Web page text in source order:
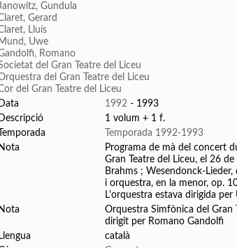
Janowitz, Gundula
Gerard
Lluís
Mund, Uwe
Romano
del Gran Teatre del Liceu
del Gran Teatre del Liceu
del Gran Teatre del Liceu
Data
1992 - 1993
Descripció
1 volum + 1 f.
Temporada
Temporada 1992-1993
Nota
Programa de mà del concert
Gran Teatre del Liceu, el 26
Brahms ; Wesendonck-
i orquestra, en la menor, op.
L'orquestra estava dirigida
Nota
Orquestra Simfònica del Gran
dirigit per Romano Gandolfi
Llengua
català